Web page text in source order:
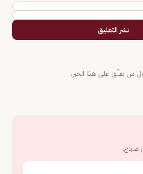
نشر التعليق
من يعلّق على هذا الخبر.
صباح.